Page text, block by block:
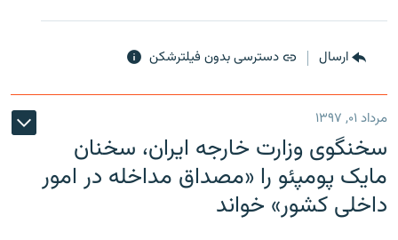
ارسال دسترسی بدون فیلترشکن
مرداد ۰۱, ۱۳۹۷
سخنگوی وزارت خارجه ایران، سخنان
مایک پومپئو را «مصداق مداخله در امور
داخلی کشور» خواند